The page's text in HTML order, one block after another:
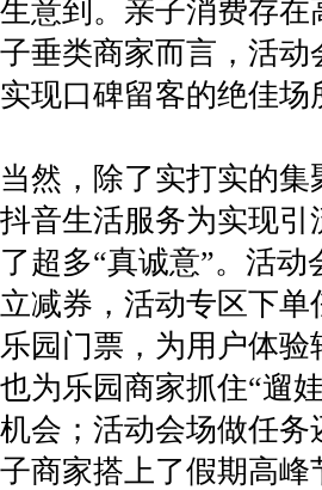
生意到。亲子消费存
子垂类商家而言，活
实现口碑留客的绝佳场
当然，除了实打实的
抖音生活服务为实现
了超多“真诚意”。活
立减券，活动专区下单
乐园门票，为用户体验
也为乐园商家抓住“遛
机会；活动会场做任
子商家搭上了假期高峰